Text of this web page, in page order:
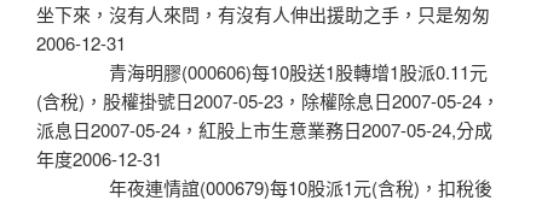
坐下來，沒有人來問，有沒有人伸出援助之手，只是匆匆
2006-12-31
青海明膠(000606)每10股送1股轉增1股派0.11元
(含稅)，股權掛號日2007-05-23，除權除息日2007-05-24，
派息日2007-05-24，紅股上市生意業務日2007-05-24,分成
年度2006-12-31
年夜連情誼(000679)每10股派1元(含稅)，扣稅後